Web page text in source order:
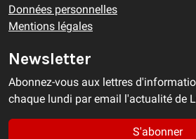
Données personnelles
Mentions légales
Newsletter
Abonnez-vous aux lettres
chaque lundi par email l'actualité de
S'abonner